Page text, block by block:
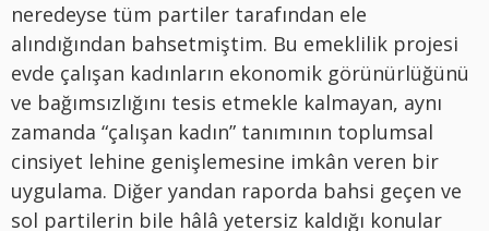
neredeyse tüm partiler tarafından ele
alındığından bahsetmiştim. Bu emeklilik projesi
evde çalışan kadınların ekonomik görünürlüğünü
ve bağımsızlığını tesis etmekle kalmayan, aynı
zamanda “çalışan kadın” tanımının toplumsal
cinsiyet lehine genişlemesine imkân veren bir
uygulama. Diğer yandan raporda bahsi geçen ve
sol partilerin bile hâlâ yetersiz kaldığı konular